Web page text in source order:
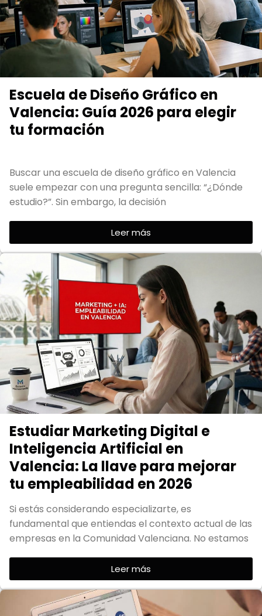
Escuela de Diseño Gráfico en
Valencia: Guía 2026 para elegir
tu formación
Buscar una escuela de diseño gráfico en Valencia
suele empezar con una pregunta sencilla: “¿Dónde
estudio?”. Sin embargo, la decisión
Leer más
Estudiar Marketing Digital e
Inteligencia Artificial en
Valencia: La llave para mejorar
tu empleabilidad en 2026
Si estás considerando especializarte, es
fundamental que entiendas el contexto actual de las
empresas en la Comunidad Valenciana. No estamos
Leer más